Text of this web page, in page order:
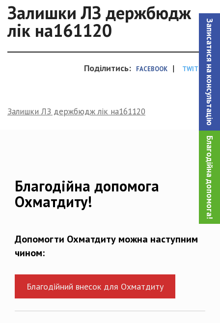
Записатися на консультацiю
Благодійна допомога!
Залишки ЛЗ держбюдж
лік на161120
Поділитись: FACEBOOK | TWITTER
Залишки ЛЗ держбюдж лік на161120
Благодійна допомога
Охматдиту!
Допомогти Охматдиту можна наступним
чином:
Благодійний внесок для Охматдиту